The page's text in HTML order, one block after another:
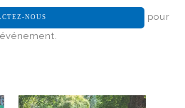
NOUS
pour